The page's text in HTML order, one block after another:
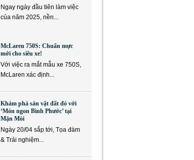
Ngay ngày đầu tiên làm việc
của năm 2025, nền...
McLaren 750S: Chuẩn mực
mới cho siêu xe!
Với việc ra mắt mẫu xe 750S,
McLaren xác định...
Khám phá sản vật đất đỏ với
‘Món ngon Bình Phước’ tại
Mặn Mòi
Ngày 20/04 sắp tới, Tọa đàm
& Trải nghiệm...